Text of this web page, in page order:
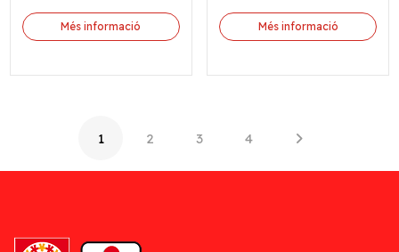
Més informació Més informació
1 2 3 4